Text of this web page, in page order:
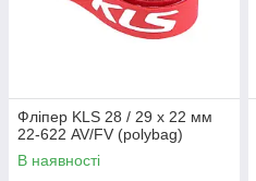
Фліпер KLS 28 / 29 x 22 мм
22-622 AV/FV (polybag)
В наявності